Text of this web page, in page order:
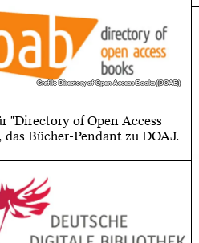
Grafik: Directory of Open Access Books (DOAB)
Grafik: Directory of Open Access Books (DOAB)
"Directory of Open Access
das Bücher-Pendant zu DOAJ.